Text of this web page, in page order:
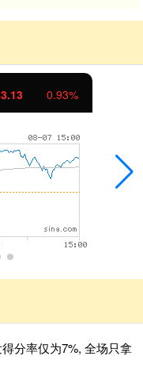
0.93%
分率仅为7%, 全场只拿